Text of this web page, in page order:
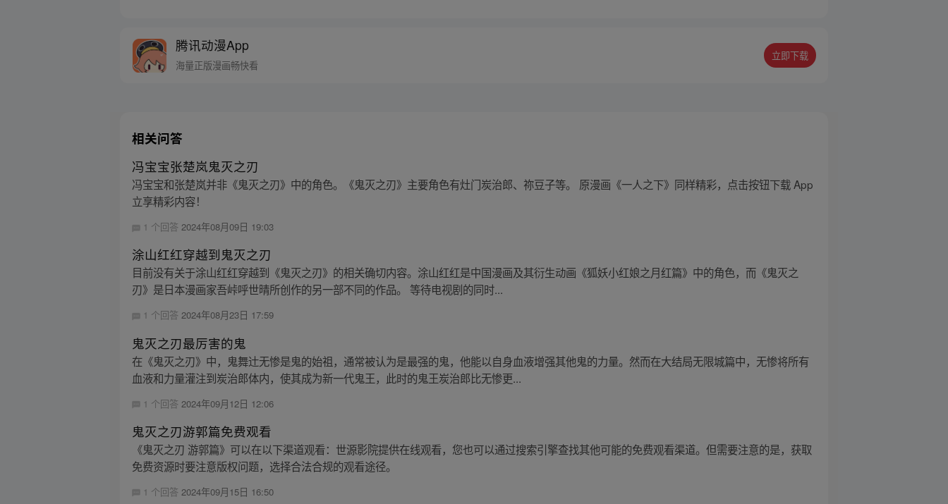
腾讯动漫App
海量正版漫画畅快看
立即下载
相关问答
冯宝宝张楚岚鬼灭之刃
冯宝宝和张楚岚并非《鬼灭之刃》中的角色。《鬼灭之刃》主要角色有灶门炭治郎、祢豆子等。 原漫画《一人之下》同样精彩，点击按钮下载 App
立享精彩内容！
1 个回答2024年08月09日 19:03
涂山红红穿越到鬼灭之刃
目前没有关于涂山红红穿越到《鬼灭之刃》的相关确切内容。涂山红红是中国漫画及其衍生动画《狐妖小红娘之月红篇》中的角色，而《鬼灭之
刃》是日本漫画家吾峠呼世晴所创作的另一部不同的作品。 等待电视剧的同时...
1 个回答2024年08月23日 17:59
鬼灭之刃最厉害的鬼
在《鬼灭之刃》中，鬼舞辻无惨是鬼的始祖，通常被认为是最强的鬼，他能以自身血液增强其他鬼的力量。然而在大结局无限城篇中，无惨将所有
血液和力量灌注到炭治郎体内，使其成为新一代鬼王，此时的鬼王炭治郎比无惨更...
1 个回答 2024年09月12日 12:06
鬼灭之刃游郭篇免费观看
《鬼灭之刃 游郭篇》可以在以下渠道观看：世源影院提供在线观看，您也可以通过搜索引擎查找其他可能的免费观看渠道。但需要注意的是，获取
免费资源时要注意版权问题，选择合法合规的观看途径。
1 个回答 2024年09月15日 16:50